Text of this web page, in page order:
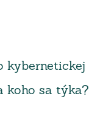
kybernetickej
koho sa týka?